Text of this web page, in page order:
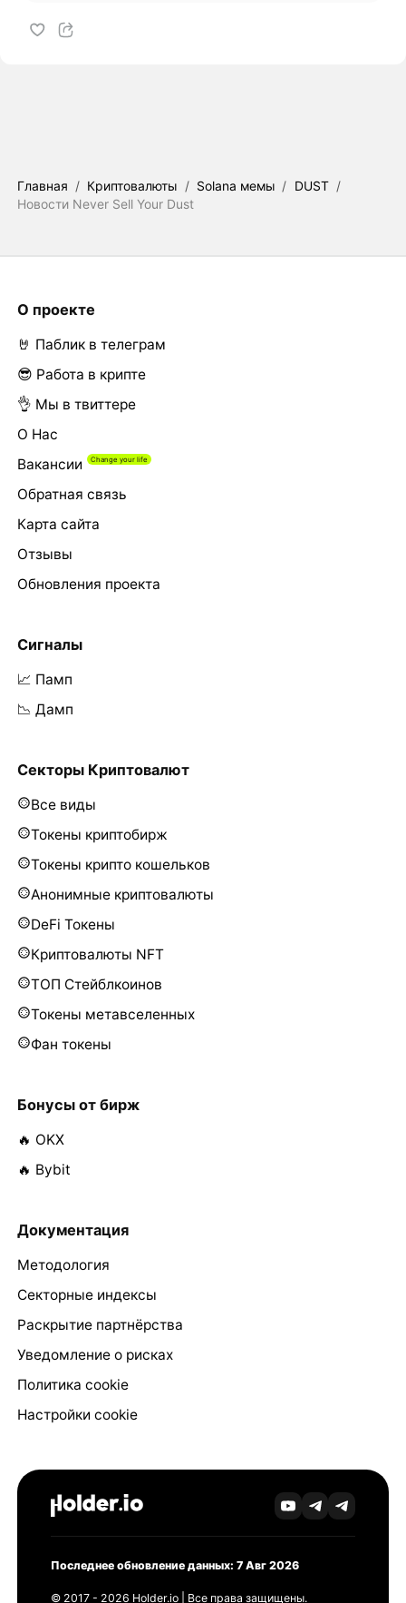
Главная / Криптовалюты / Solana мемы / DUST /
Новости Never Sell Your Dust
О проекте
🤘 Паблик в телеграм
😎 Работа в крипте
👌 Мы в твиттере
О Нас
Вакансии
Обратная связь
Карта сайта
Отзывы
Обновления проекта
Сигналы
📈 Памп
📉 Дамп
Секторы Криптовалют
Все виды
Токены криптобирж
Токены крипто кошельков
Анонимные криптовалюты
DeFi Токены
Криптовалюты NFT
ТОП Стейблкоинов
Токены метавселенных
Фан токены
Бонусы от бирж
🔥 OKX
🔥 Bybit
Документация
Методология
Секторные индексы
Раскрытие партнёрства
Уведомление о рисках
Политика cookie
Настройки cookie
Последнее обновление данных: 7 Авг 2026
© 2017 - 2026 Holder.io | Все права защищены.